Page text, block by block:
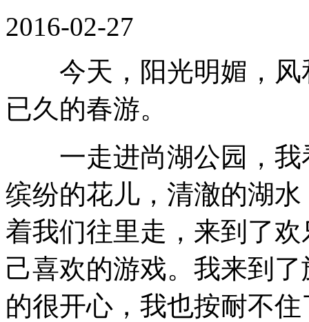
2016-02-27
今天，阳光明媚，风
已久的春游。
一走进尚湖公园，我
缤纷的花儿，清澈的湖
着我们往里走，来到了
己喜欢的游戏。我来到
的很开心，我也按耐不